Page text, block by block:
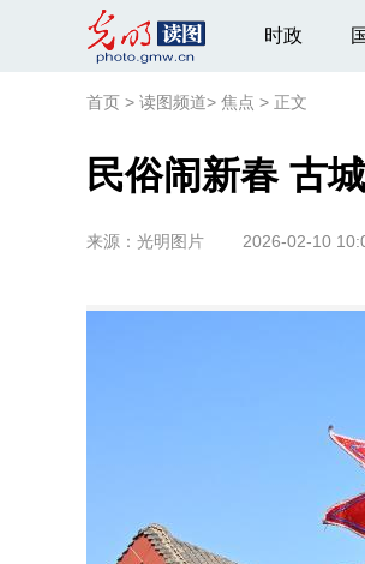
时政
首页 > 读图频道> 焦点 > 正文
民俗闹新春 古
来源： 光明图片 2026-02-10